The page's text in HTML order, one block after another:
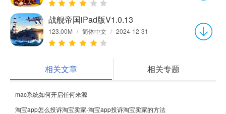
战舰帝国iPad版V1.0.13
123.00M / 简体中文 / 2024-12-31
相关文章 相关专题
mac系统如何开启任何来源
淘宝app怎么投诉淘宝卖家-淘宝app投诉淘宝卖家的方法